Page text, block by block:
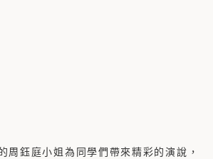
周鈺庭小姐為同學們帶來精彩的演說，